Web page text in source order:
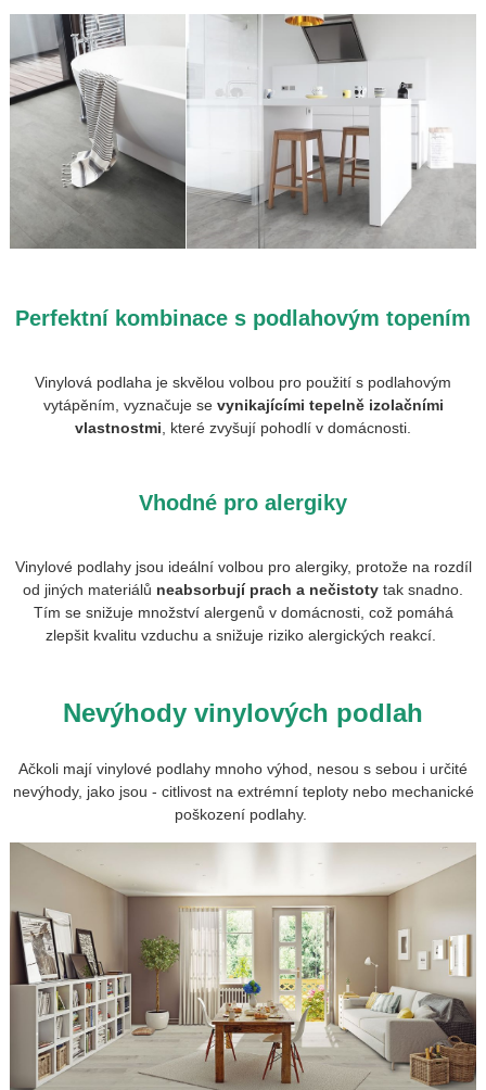
Perfektní kombinace s podlahovým topením
Vinylová podlaha je skvělou volbou pro použití s podlahovým
vytápěním, vyznačuje se vynikajícími tepelně izolačními
vlastnostmi
které zvyšují pohodlí v domácnosti.
Vhodné pro alergiky
Vinylové podlahy jsou ideální volbou pro alergiky, protože na rozdíl
od jiných materiálů neabsorbují prach a nečistoty tak snadno.
Tím se snižuje množství alergenů v domácnosti, což pomáhá
zlepšit kvalitu vzduchu a snižuje riziko alergických reakcí.
Nevýhody vinylových podlah
Ačkoli mají vinylové podlahy mnoho výhod, nesou s sebou i určité
nevýhody, jako jsou - citlivost na extrémní teploty nebo mechanické
poškození podlahy.